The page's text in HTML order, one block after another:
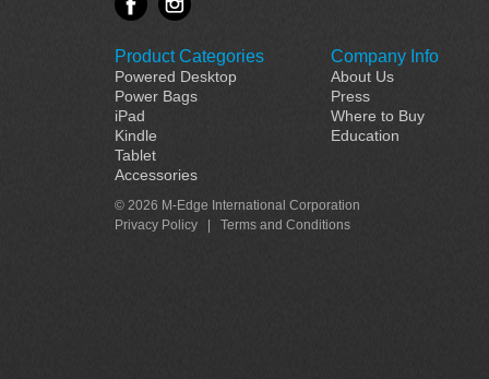
Product Categories
Powered Desktop
Power Bags
iPad
Kindle
Tablet
Accessories
Company Info
About Us
Press
Where to Buy
Education
© 2026 M-Edge International Corporation
Privacy Policy
Terms and Conditions